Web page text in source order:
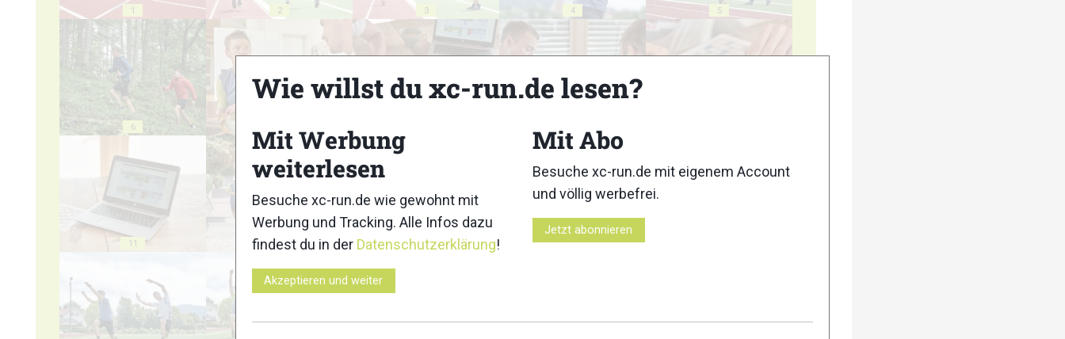
1 2 3 4 5
6
11 12 13 14
Wie willst du xc-run.de lesen?
Mit Werbung
weiterlesen
Besuche xc-run.de wie gewohnt mit
Werbung und Tracking. Alle Infos dazu
findest du in der Datenschutzerklärung!
Akzeptieren und weiter
Mit Abo
Besuche xc-run.de mit eigenem Account
und völlig werbefrei.
Jetzt abonnieren